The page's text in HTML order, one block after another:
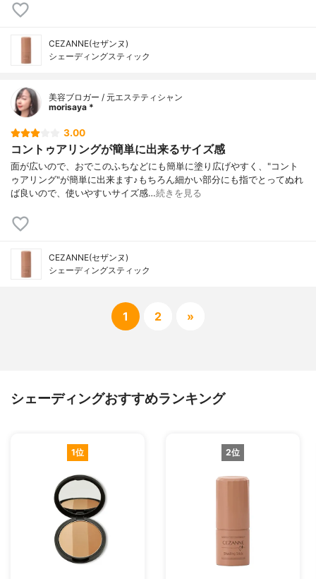
CEZANNE(セザンヌ)
シェーディングスティック
美容ブロガー / 元エステティシャン
morisaya *
3.00
コントゥアリングが簡単に出来るサイズ感
面が広いので、おでこのふちなどにも簡単に塗り広げやすく、"コント
ゥアリング"が簡単に出来ます♪もちろん細かい部分にも指でとってぬれ
ば良いので、使いやすいサイズ感…続きを見る
CEZANNE(セザンヌ)
シェーディングスティック
1 2 »
シェーディングおすすめランキング
1位 2位